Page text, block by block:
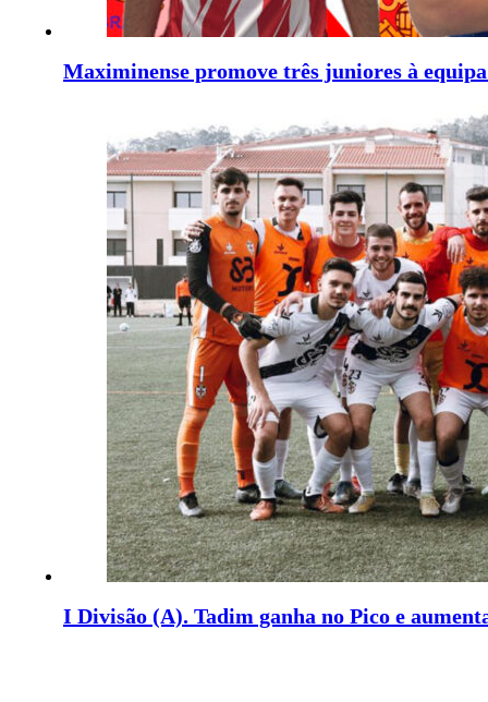
Maximinense promove três juniores à
I Divisão (A). Tadim ganha no Pico e